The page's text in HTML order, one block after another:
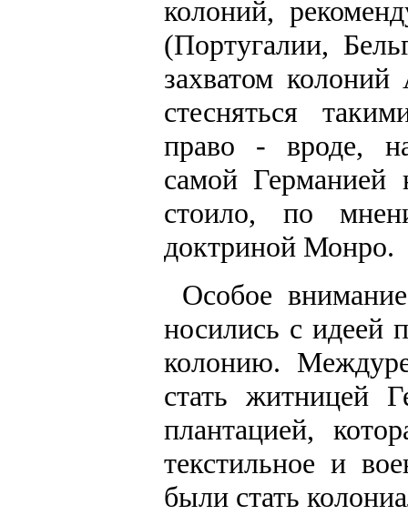
колоний,
(Португалии,
захватом
стесняться
право - вроде,
самой Германией
стоило, по
доктриной Монро.
Особое
носились с идеей
колонию.
стать житницей
плантацией,
текстильное и
были стать